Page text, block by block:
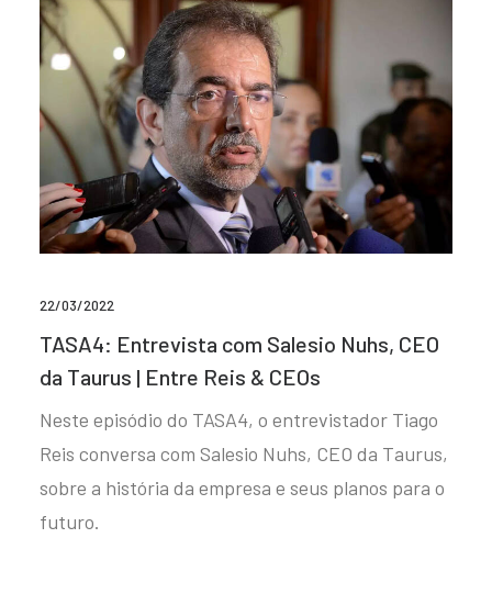
22/03/2022
TASA4: Entrevista com Salesio Nuhs, CEO
da Taurus | Entre Reis & CEOs
Neste episódio do TASA4, o entrevistador Tiago
Reis conversa com Salesio Nuhs, CEO da Taurus,
sobre a história da empresa e seus planos para o
futuro.